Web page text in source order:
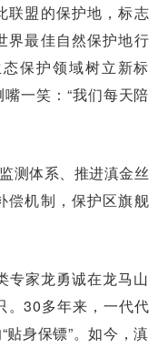
联盟的保护地，标志
界最佳自然保护地行
保护领域树立新标
一笑：“我们每天陪
测体系、推进滇金丝
偿机制，保护区旗舰
专家龙勇诚在龙马山
。30多年来，一代代
身保镖”。如今，滇